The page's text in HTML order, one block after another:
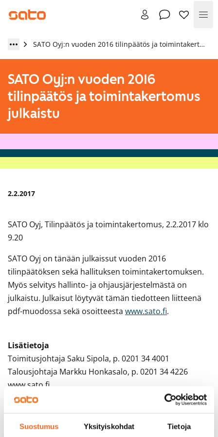
Suostumus Yksityiskohdat Tietoja
SATO Oyj:n vuoden 2016 tilinpäätös ja toimintakertomus julkaistu
SATO Oyj:n vuoden 2016
tilinpäätös ja toimintakertomus
julkaistu
2.2.2017
SATO Oyj, Tilinpäätös ja toimintakertomus, 2.2.2017 klo
9.20
SATO Oyj on tänään julkaissut vuoden 2016
tilinpäätöksen sekä hallituksen toimintakertomuksen.
Myös selvitys hallinto- ja ohjausjärjestelmästä on
julkaistu. Julkaisut löytyvät tämän tiedotteen liitteenä
pdf-muodossa sekä osoitteesta www.sato.fi.
Lisätietoja
Toimitusjohtaja Saku Sipola, p. 0201 34 4001
Talousjohtaja Markku Honkasalo, p. 0201 34 4226
www.sato.fi
LIITTEET
Hallituksen toimintakertomus 2016